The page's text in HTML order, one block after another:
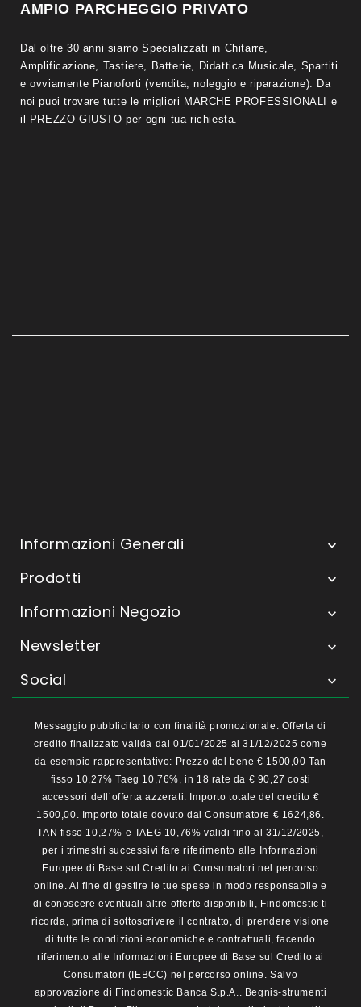
AMPIO PARCHEGGIO PRIVATO
Dal oltre 30 anni siamo Specializzati in Chitarre,
Amplificazione, Tastiere, Batterie, Didattica Musicale, Spartiti
e ovviamente Pianoforti (vendita, noleggio e riparazione). Da
noi puoi trovare tutte le migliori MARCHE PROFESSIONALI e
il PREZZO GIUSTO per ogni tua richiesta.
Informazioni Generali 
Prodotti 
Informazioni Negozio 
Newsletter 
Social 
Messaggio pubblicitario con finalità promozionale. Offerta di
credito finalizzato valida dal 01/01/2025 al 31/12/2025 come
da esempio rappresentativo: Prezzo del bene € 1500,00 Tan
fisso 10,27% Taeg 10,76%, in 18 rate da € 90,27 costi
accessori dell’offerta azzerati. Importo totale del credito €
1500,00. Importo totale dovuto dal Consumatore € 1624,86.
TAN fisso 10,27% e TAEG 10,76% validi fino al 31/12/2025,
per i trimestri successivi fare riferimento alle Informazioni
Europee di Base sul Credito ai Consumatori nel percorso
online. Al fine di gestire le tue spese in modo responsabile e
di conoscere eventuali altre offerte disponibili, Findomestic ti
ricorda, prima di sottoscrivere il contratto, di prendere visione
di tutte le condizioni economiche e contrattuali, facendo
riferimento alle Informazioni Europee di Base sul Credito ai
Consumatori (IEBCC) nel percorso online. Salvo
approvazione di Findomestic Banca S.p.A.. Begnis-strumenti